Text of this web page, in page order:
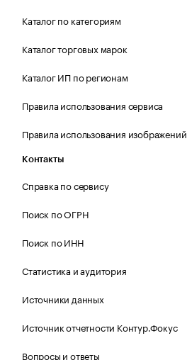
Каталог по категориям
Каталог торговых марок
Каталог ИП по регионам
Правила использования сервиса
Правила использования изображений
Контакты
Справка по сервису
Поиск по ОГРН
Поиск по ИНН
Статистика и аудитория
Источники данных
Источник отчетности Контур.Фокус
Вопросы и ответы